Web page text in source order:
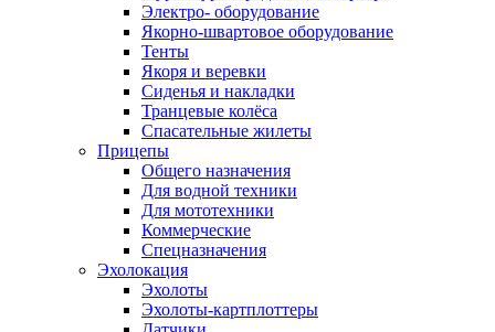
Электро- оборудование
Якорно-швартовое оборудование
Тенты
Якоря и веревки
Сиденья и накладки
Транцевые колёса
Спасательные жилеты
Прицепы
Общего назначения
Для водной техники
Для мототехники
Коммерческие
Спецназначения
Эхолокация
Эхолоты
Эхолоты-картплоттеры